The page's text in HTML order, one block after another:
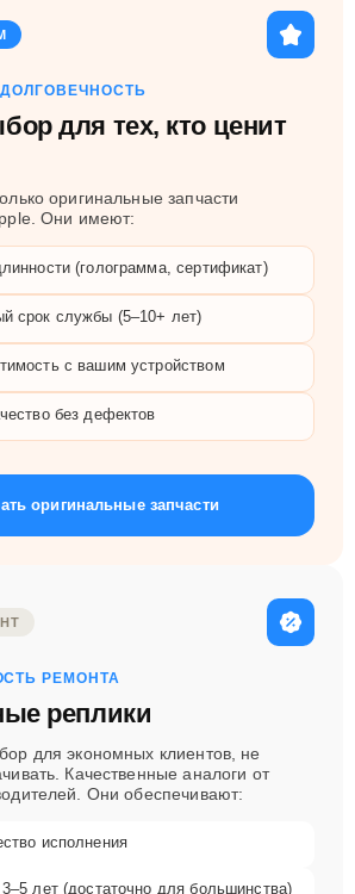
для тех, кто ценит
оригинальные запчасти
Они имеют:
(голограмма, сертификат)
срок службы (5–10+ лет)
с вашим устройством
без дефектов
оригинальные запчасти
РЕМОНТА
реплики
для экономных клиентов, не
Качественные аналоги от
Они обеспечивают:
исполнения
лет (достаточно для большинства)